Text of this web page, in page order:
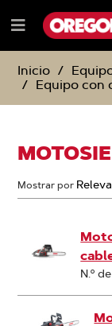
AL
CONTENIDO
AL
DE
NAVEGACIÓN
Menú
Inicio
Equipo con
Mostrar por
N.º